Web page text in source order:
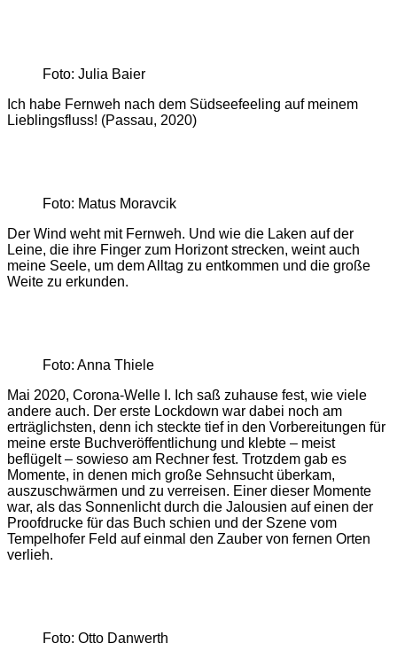
Foto: Julia Baier
Ich habe Fernweh nach dem Südseefeeling auf meinem
Lieblingsfluss! (Passau, 2020)
Foto: Matus Moravcik
Der Wind weht mit Fernweh. Und wie die Laken auf der
Leine, die ihre Finger zum Horizont strecken, weint auch
meine Seele, um dem Alltag zu entkommen und die große
Weite zu erkunden.
Foto: Anna Thiele
Mai 2020, Corona-Welle I. Ich saß zuhause fest, wie viele
andere auch. Der erste Lockdown war dabei noch am
erträglichsten, denn ich steckte tief in den Vorbereitungen für
meine erste Buchveröffentlichung und klebte – meist
beflügelt – sowieso am Rechner fest. Trotzdem gab es
Momente, in denen mich große Sehnsucht überkam,
auszuschwärmen und zu verreisen. Einer dieser Momente
war, als das Sonnenlicht durch die Jalousien auf einen der
Proofdrucke für das Buch schien und der Szene vom
Tempelhofer Feld auf einmal den Zauber von fernen Orten
verlieh.
Foto: Otto Danwerth